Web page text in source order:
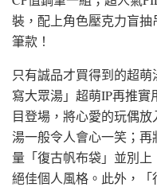
裝，配上角色壓克力盲
筆款！
只有誠品才買得到的超
寫大眾湯」超萌IP再推
目登場，將心愛的玩偶
湯一般令人會心一笑；
量「復古帆布袋」並別
絕佳個人風格。此外，